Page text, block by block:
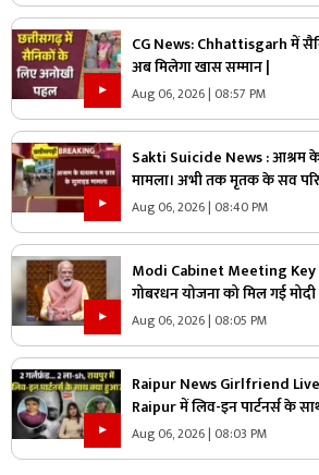
CG News: Chhattisgarh में
अब मिलेगा खास सम्मान |
Aug 06, 2026 | 08:57 PM
Sakti Suicide News : आश्रम
मामला। अभी तक मृतक के सव
Aug 06, 2026 | 08:40 PM
Modi Cabinet Meeting Key
गोबरधन योजना को मिल गई
का बड़ा फैसला, जानें इस स्कीम पर
Aug 06, 2026 | 08:05 PM
Raipur News Girlfriend
Raipur में लिव-इन पार्टनर्स के
Aug 06, 2026 | 08:03 PM